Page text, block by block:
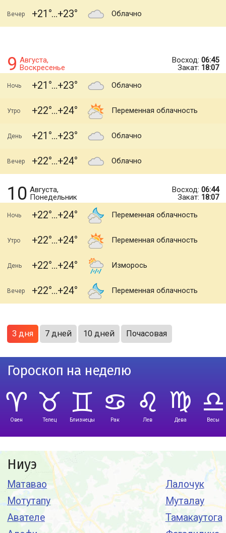
Вечер +21 +23 Облачно
9 Августа,
Воскресенье
Восход: 06:45
Закат: 18:07
Ночь +21 +23 Облачно
Утро +22 +24 Переменная облачность
День +21 +23 Облачно
Вечер +22 +24 Облачно
10 Августа,
Понедельник
Восход: 06:44
Закат: 18:07
Ночь +22 +24 Переменная облачность
Утро +22 +24 Переменная облачность
День +22 +24 Изморось
Вечер +22 +24 Переменная облачность
3 дня 7 дней 10 дней Почасовая
Гороскоп на неделю
Овен Телец Близнецы Рак Лев Дева Весы
Ниуэ
Матавао
Мотутапу
Авателе
Лалочук
Муталау
Тамакаутога